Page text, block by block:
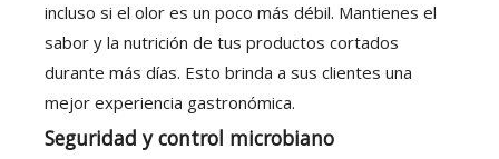
incluso si el olor es un poco más débil. Mantienes el
sabor y la nutrición de tus productos cortados
durante más días. Esto brinda a sus clientes una
mejor experiencia gastronómica.
Seguridad y control microbiano